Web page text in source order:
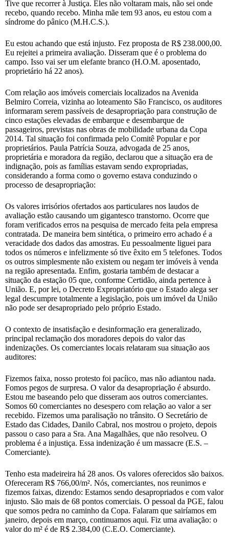
Tive que recorrer à Justiça. Eles não voltaram mais, não sei onde
recebo, quando recebo. Minha mãe tem 93 anos, eu estou com a
síndrome do pânico (M.H.C.S.).
Eu estou achando que está injusto. Fez proposta de R$ 238.000,00.
Eu rejeitei a primeira avaliação. Disseram que é o problema do
campo. Isso vai ser um elefante branco (H.O.M. aposentado,
proprietário há 22 anos).
Com relação aos imóveis comerciais localizados na Avenida
Belmiro Correia, vizinha ao loteamento São Francisco, os auditores
informaram serem passíveis de desapropriação para construção de
cinco estações elevadas de embarque e desembarque de
passageiros, previstas nas obras de mobilidade urbana da Copa
2014. Tal situação foi confirmada pelo Comitê Popular e por
proprietários. Paula Patrícia Souza, advogada de 25 anos,
proprietária e moradora da região, declarou que a situação era de
indignação, pois as famílias estavam sendo expropriadas,
considerando a forma como o governo estava conduzindo o
processo de desapropriação:
Os valores irrisórios ofertados aos particulares nos laudos de
avaliação estão causando um gigantesco transtorno. Ocorre que
foram verificados erros na pesquisa de mercado feita pela empresa
contratada. De maneira bem sintética, o primeiro erro achado é a
veracidade dos dados das amostras. Eu pessoalmente liguei para
todos os números e infelizmente só tive êxito em 5 telefones. Todos
os outros simplesmente não existem ou negam ter imóveis à venda
na região apresentada. Enfim, gostaria também de destacar a
situação da estação 05 que, conforme Certidão, ainda pertence à
União. E, por lei, o Decreto Expropriatório que o Estado alega ser
legal descumpre totalmente a legislação, pois um imóvel da União
não pode ser desapropriado pelo próprio Estado.
O contexto de insatisfação e desinformação era generalizado,
principal reclamação dos moradores depois do valor das
indenizações. Os comerciantes locais relataram sua situação aos
auditores:
Fizemos faixa, nosso protesto foi pacíico, mas não adiantou nada.
Fomos pegos de surpresa. O valor da desapropriação é absurdo.
Estou me baseando pelo que disseram aos outros comerciantes.
Somos 60 comerciantes no desespero com relação ao valor a ser
recebido. Fizemos uma paralisação no trânsito. O Secretário de
Estado das Cidades, Danilo Cabral, nos mostrou o projeto, depois
passou o caso para a Sra. Ana Magalhães, que não resolveu. O
problema é a injustiça. Essa indenização é um massacre (E.S. –
Comerciante).
Tenho esta madeireira há 28 anos. Os valores oferecidos são baixos.
Ofereceram R$ 766,00/m². Nós, comerciantes, nos reunimos e
fizemos faixas, dizendo: Estamos sendo desapropriados e com valor
injusto. São mais de 68 pontos comerciais. O pessoal da PGE, falou
que somos pedra no caminho da Copa. Falaram que sairíamos em
janeiro, depois em março, continuamos aqui. Fiz uma avaliação: o
valor do m² é de R$ 2.384,00 (C.E.O. Comerciante).